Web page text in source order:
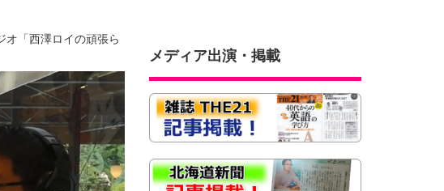
オ「西澤ロイの頑張ら
メディア出演・掲載